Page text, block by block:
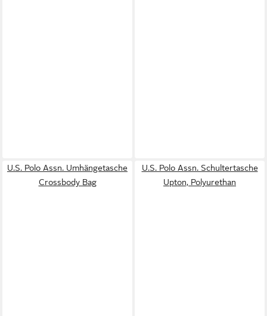
U.S. Polo Assn. Umhängetasche
Crossbody Bag
U.S. Polo Assn. Schultertasche
Upton, Polyurethan